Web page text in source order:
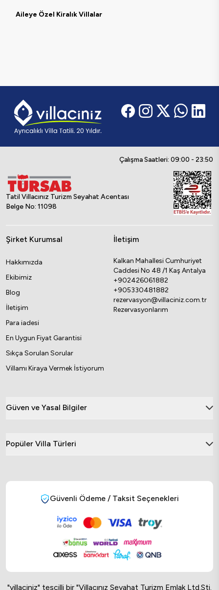
Aileye Özel Kiralık Villalar
Çalışma Saatleri: 09:00 - 23:50
Tatil Villacınız Turizm Seyahat Acentası
Belge No: 11098
Şirket Kurumsal
Hakkımızda
Ekibimiz
Blog
İletişim
Para iadesi
En Uygun Fiyat Garantisi
Sıkça Sorulan Sorular
Villamı Kiraya Vermek İstiyorum
İletişim
Kalkan Mahallesi Cumhuriyet
Caddesi No 48 /1 Kaş Antalya
+902426061882
+905330481882
rezervasyon@villaciniz.com.tr
Rezervasyonlarım
Güven ve Yasal Bilgiler
Popüler Villa Türleri
Güvenli Ödeme / Taksit Seçenekleri
"villaciniz" tescilli bir "Villacınız Seyahat Turizm Emlak Ltd.Sti.